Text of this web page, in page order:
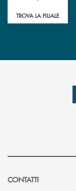
TROVA LA FILIALE
CONTATTI